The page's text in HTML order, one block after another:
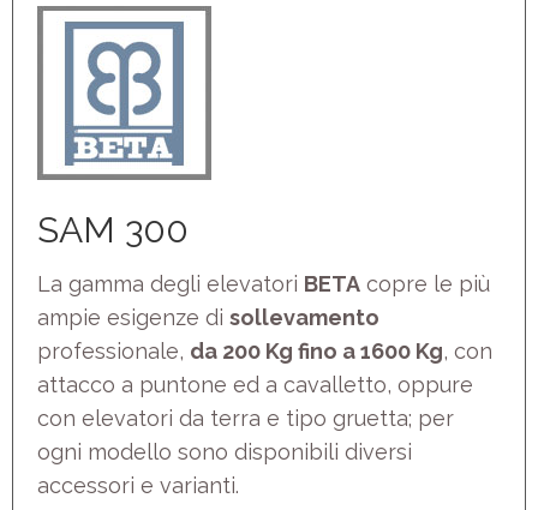
SAM 300
La gamma degli elevatori BETA copre le più
ampie esigenze di sollevamento
professionale, da 200 Kg fino a 1600 Kg, con
attacco a puntone ed a cavalletto, oppure
con elevatori da terra e tipo gruetta; per
ogni modello sono disponibili diversi
accessori e varianti.